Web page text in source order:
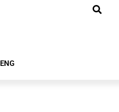
ENG